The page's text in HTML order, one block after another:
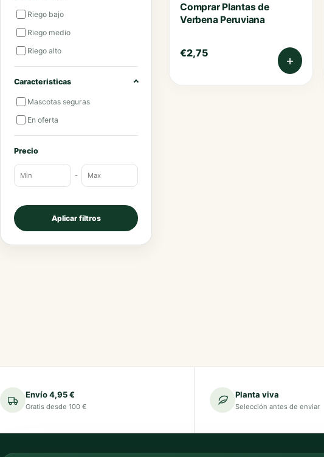
Riego bajo
Riego medio
Riego alto
Caracteristicas
Mascotas seguras
En oferta
Precio
-
Aplicar filtros
Comprar Plantas de
Verbena Peruviana
€2,75 +
Envío 4,95 €
Gratis desde 100 €
Planta viva
Selección antes de enviar